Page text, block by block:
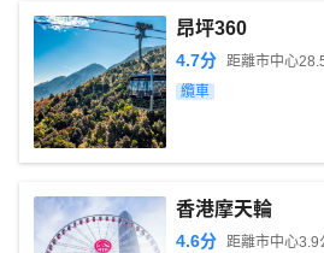
昂坪360
4.7分 距離市中心
纜車
香港摩天輪
4.6分 距離市中心3.9